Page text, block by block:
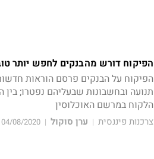
הפיקוח דורש מהבנקים לחפש יותר טוב למי
הפיקוח על הבנקים פרסם הוראות
תנועה ובחשבונות שבעליהם נפטרו;
הלקוח במרשם האוכלוסין
צרכנות פיננסית | ערן סוקול |
04/08/2020 14:00